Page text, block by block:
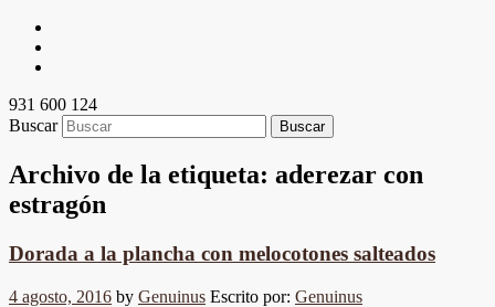
931 600 124
Buscar
Archivo de la etiqueta: aderezar con
estragón
Dorada a la plancha con melocotones salteados
4 agosto, 2016 by Genuinus Escrito por: Genuinus